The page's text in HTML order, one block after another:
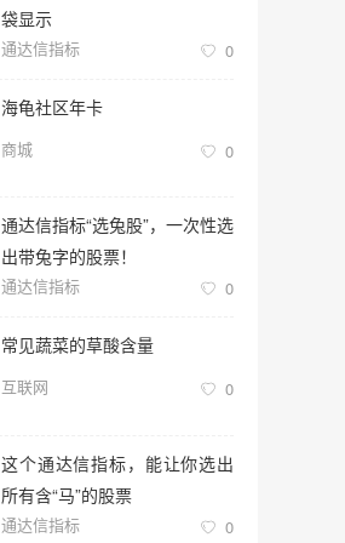
袋显示
通达信指标 0
海龟社区年卡
商城 0
通达信指标“选兔股”，一次性选
出带兔字的股票！
通达信指标 0
常见蔬菜的草酸含量
互联网 0
这个通达信指标，能让你选出
所有含“马”的股票
通达信指标 0